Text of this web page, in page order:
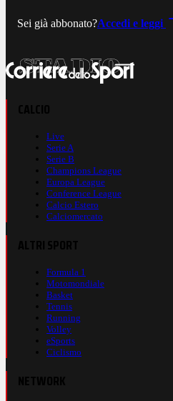
Sei già abbonato?Accedi e leggi
Live
Serie A
Serie B
Champions League
Europa League
Conference League
Calcio Estero
Calciomercato
Formula 1
Motomondiale
Basket
Tennis
Running
Volley
eSports
Ciclismo